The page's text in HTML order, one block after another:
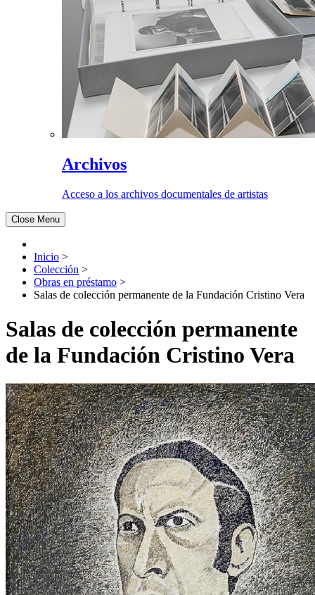
Archivos
Acceso a los archivos documentales de artistas
Close Menu
Inicio >
Colección >
Obras en préstamo >
Salas de colección permanente de la Fundación Cristino Vera
Salas de colección permanente
de la Fundación Cristino Vera